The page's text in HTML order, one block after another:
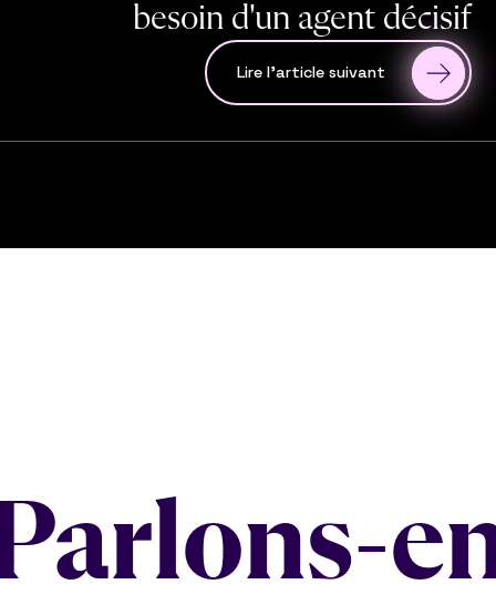
besoin d'un agent décisif
Lire l'article suivant